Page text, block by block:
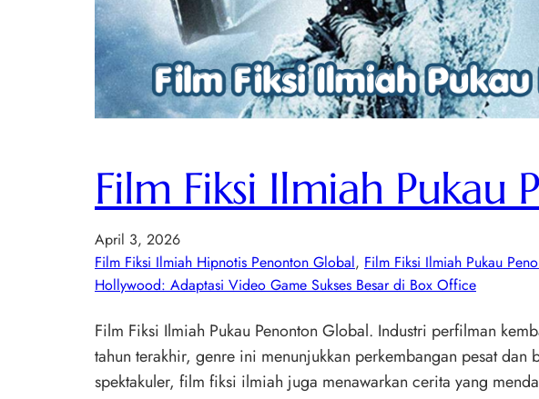
Film Fiksi Ilmiah Pukau
April 3, 2026
Film Fiksi Ilmiah Hipnotis Penonton Global, Film Fiksi Ilmiah Pukau
Hollywood: Adaptasi Video Game Sukses Besar di Box Office
Film Fiksi Ilmiah Pukau Penonton Global. Industri perfilman
tahun terakhir, genre ini menunjukkan perkembangan pesat
spektakuler, film fiksi ilmiah juga menawarkan cerita yang